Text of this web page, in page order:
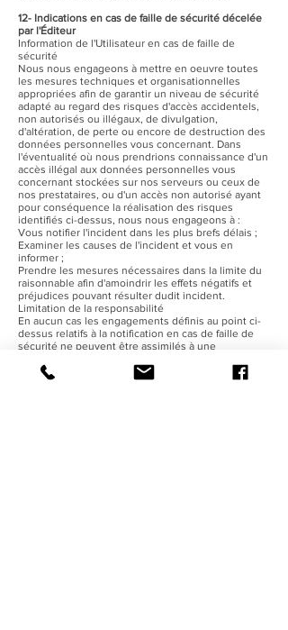
12- Indications en cas de faille de sécurité décelée
par l'Éditeur
Information de l'Utilisateur en cas de faille de
sécurité
Nous nous engageons à mettre en oeuvre toutes
les mesures techniques et organisationnelles
appropriées afin de garantir un niveau de sécurité
adapté au regard des risques d'accès accidentels,
non autorisés ou illégaux, de divulgation,
d'altération, de perte ou encore de destruction des
données personnelles vous concernant. Dans
l'éventualité où nous prendrions connaissance d'un
accès illégal aux données personnelles vous
concernant stockées sur nos serveurs ou ceux de
nos prestataires, ou d'un accès non autorisé ayant
pour conséquence la réalisation des risques
identifiés ci-dessus, nous nous engageons à :
Vous notifier l'incident dans les plus brefs délais ;
Examiner les causes de l'incident et vous en
informer ;
Prendre les mesures nécessaires dans la limite du
raisonnable afin d'amoindrir les effets négatifs et
préjudices pouvant résulter dudit incident.
Limitation de la responsabilité
En aucun cas les engagements définis au point ci-
dessus relatifs à la notification en cas de faille de
sécurité ne peuvent être assimilés à une
responsabilité quant à la survenance de l'incident
en question.